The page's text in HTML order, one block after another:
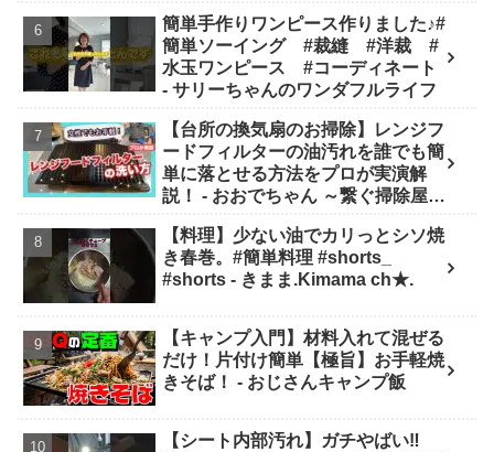
簡単手作りワンピース作りました♪#
簡単ソーイング #裁縫 #洋裁 #
水玉ワンピース #コーディネート
- サリーちゃんのワンダフルライフ
【台所の換気扇のお掃除】レンジフ
ードフィルターの油汚れを誰でも簡
単に落とせる方法をプロが実演解
説！ - おおでちゃん ～繋ぐ掃除屋さ
【料理】少ない油でカリっとシソ焼
き春巻。#簡単料理 #shorts_
#shorts - きまま.Kimama ch★.
【キャンプ入門】材料入れて混ぜる
だけ！片付け簡単【極旨】お手軽焼
きそば！ - おじさんキャンプ飯
【シート内部汚れ】ガチやばい‼️